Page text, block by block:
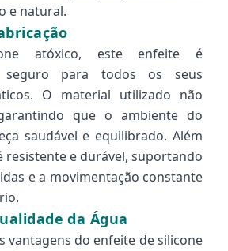
e natural.
atóxico, este enfeite é
seguro para todos os seus
O material utilizado não
que o ambiente do
saudável e equilibrado. Além
resistente e durável, suportando
e a movimentação constante
da Água
vantagens do enfeite de silicone